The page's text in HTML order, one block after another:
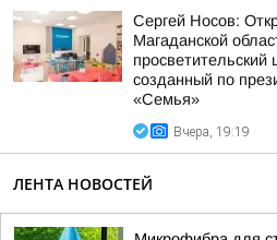
Сергей Носов:
Магаданской
просветительский
созданный по
«Семья»
Вчера, 19:19
ЛЕНТА НОВОСТЕЙ